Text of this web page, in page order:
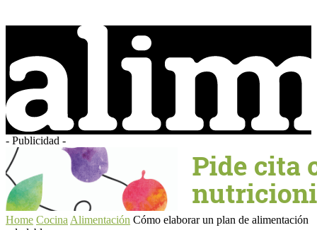
- Publicidad -
Home Cocina Alimentación Cómo elaborar un plan de alimentación